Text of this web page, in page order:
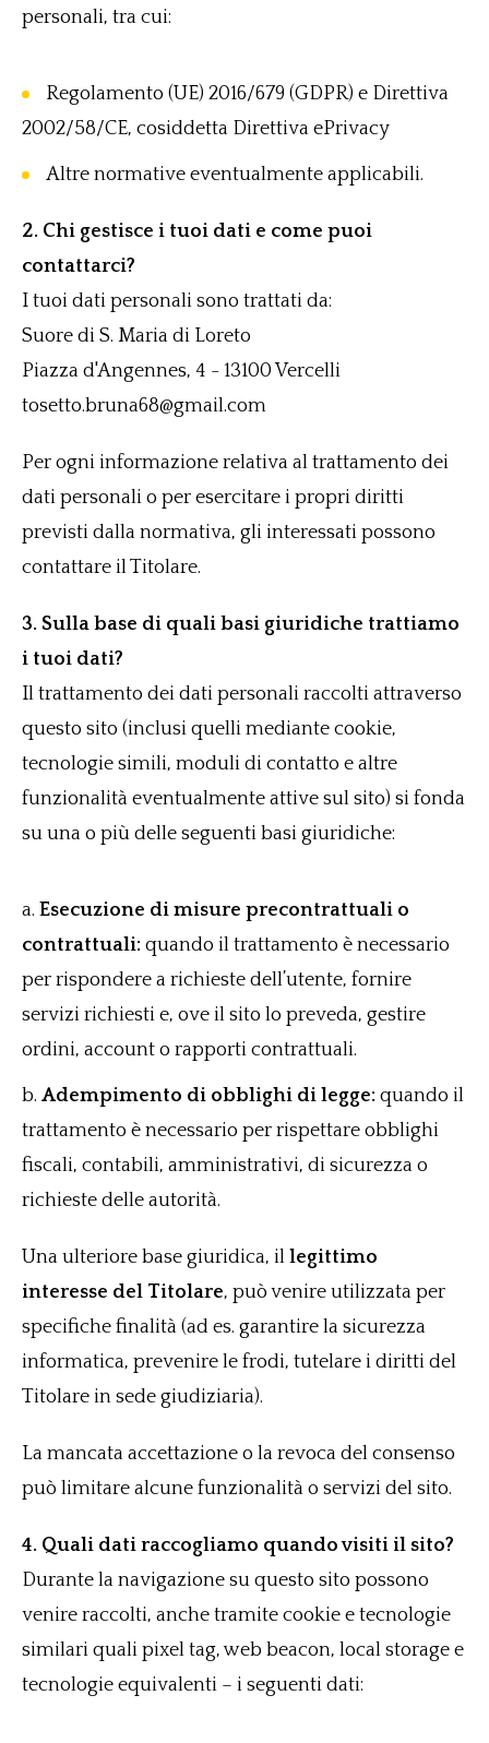
personali, tra cui:
Regolamento (UE) 2016/679 (GDPR) e Direttiva
2002/58/CE, cosiddetta Direttiva ePrivacy
Altre normative eventualmente applicabili.
2. Chi gestisce i tuoi dati e come puoi
contattarci?
I tuoi dati personali sono trattati da:
Suore di S. Maria di Loreto
Piazza d'Angennes, 4 - 13100 Vercelli
tosetto.bruna68@gmail.com
Per ogni informazione relativa al trattamento dei
dati personali o per esercitare i propri diritti
previsti dalla normativa, gli interessati possono
contattare il Titolare.
3. Sulla base di quali basi giuridiche trattiamo
i tuoi dati?
Il trattamento dei dati personali raccolti attraverso
questo sito (inclusi quelli mediante cookie,
tecnologie simili, moduli di contatto e altre
funzionalità eventualmente attive sul sito) si fonda
su una o più delle seguenti basi giuridiche:
Esecuzione di misure precontrattuali o
contrattuali: quando il trattamento è necessario
per rispondere a richieste dell’utente, fornire
servizi richiesti e, ove il sito lo preveda, gestire
ordini, account o rapporti contrattuali.
Adempimento di obblighi di legge: quando il
trattamento è necessario per rispettare obblighi
fiscali, contabili, amministrativi, di sicurezza o
richieste delle autorità.
Una ulteriore base giuridica, il legittimo
interesse del Titolare, può venire utilizzata per
specifiche finalità (ad es. garantire la sicurezza
informatica, prevenire le frodi, tutelare i diritti del
Titolare in sede giudiziaria).
La mancata accettazione o la revoca del consenso
può limitare alcune funzionalità o servizi del sito.
4. Quali dati raccogliamo quando visiti il sito?
Durante la navigazione su questo sito possono
venire raccolti, anche tramite cookie e tecnologie
similari quali pixel tag, web beacon, local storage e
tecnologie equivalenti – i seguenti dati: